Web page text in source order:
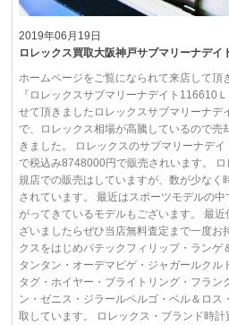
2019年06月19日
ロレックス買取大阪神戸サブマリーナデ
ホームページをご覧になられて来店して頂きました。 お持
『ロレックスサブマリーナデイト116610ＬＮラ
せて頂きましたロレックスサブマリーナデ
で、ロレックス相場が高騰しているので売
きました。 ロレックスのサブマリーナデイト116610ＬＮは国内正規店価格
で税込み8748000円で販売されいます。 ロレックスのスポーツモデルは正
規店での販売はしていますが、数が少なく
されています。 最近はスポーツモデルの中でもモデルによっては相場が下
がってきているモデルもございます。 最近使われていないロレックスがご
ざいましたらぜひ当店無料査定まで一度お持ち
クスをはじめパテックフィリップ・ランゲ
タンタン・オーデマピゲ・ジャガールクル
タグ・ホイヤー・ブライトリング・フラン
ン・ゼニス・ジラールペルゴ・ベル＆ロス
取しています。 ロレックス・ブランド時計買取の事なら大阪・難波・梅